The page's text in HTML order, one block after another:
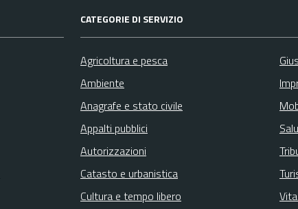
CATEGORIE DI SERVIZIO
Agricoltura e pesca
Ambiente
Anagrafe e stato civile
Appalti pubblici
Autorizzazioni
Catasto e urbanistica
Cultura e tempo libero